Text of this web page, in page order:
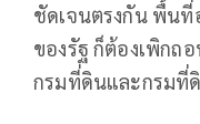
ชัดเจนตรงกัน พื้นที่
ของรัฐ ก็ต้องเพิกถ
กรมที่ดินและกรมที่